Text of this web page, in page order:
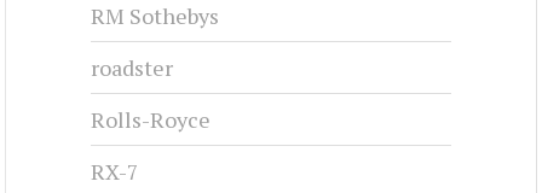
RM Sothebys
roadster
Rolls-Royce
RX-7